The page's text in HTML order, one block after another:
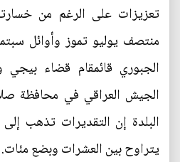
منتصف يوليو تموز وأوائل
الجبوري قائمقام قضاء
الجيش العراقي في محافظة
البلدة إن التقديرات تذهب
يتراوح بين العشرات وبضع مئات.